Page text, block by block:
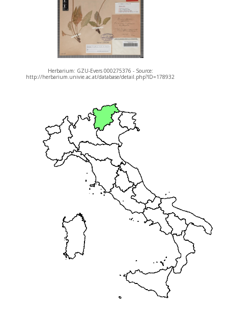
Herbarium: GZU-Evers 000275376 - Source:
http://herbarium.univie.ac.at/database/detail.php?ID=178932